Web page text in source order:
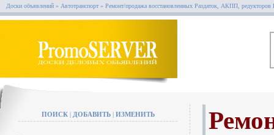
Доски объявлений » Автотранспорт» Ремонт/продажа восстановленных Раздаток, АКПП, редукторов
ПОИСК| ДОБАВИТЬ| ИЗМЕНИТЬ